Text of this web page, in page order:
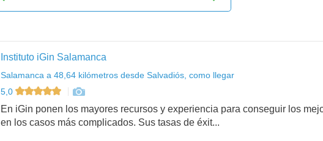
Instituto iGin Salamanca
Salamanca a 48,64 kilómetros desde Salvadiós, como llegar
5,0
En iGin ponen los mayores recursos y experiencia para conseguir los
en los casos más complicados. Sus tasas de éxit...